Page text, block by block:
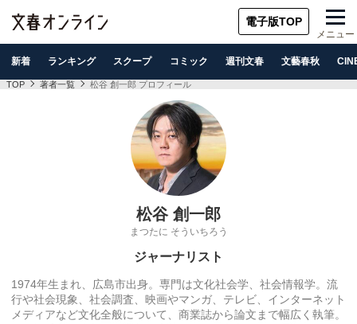
電子版TOP
メニュー
新着 ランキング スクープ コミック 週刊文春 文藝春秋
TOP 著者一覧 松谷 創一郎 プロフィール
松谷 創一郎
まつたに そういちろう
ジャーナリスト
1974年生まれ、広島市出身。専門は文化社会学、社会情報学。流
行や社会現象、社会調査、映画やマンガ、テレビ、インターネット
メディアなど文化全般について、商業誌から論文まで幅広く執筆。